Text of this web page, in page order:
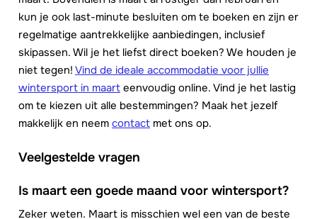
kun je ook last-minute besluiten om te boeken en zijn er
regelmatige aantrekkelijke aanbiedingen, inclusief
skipassen. Wil je het liefst direct boeken? We houden je
niet tegen! Vind de ideale accommodatie voor jullie
wintersport in maart eenvoudig online. Vind je het lastig
om te kiezen uit alle bestemmingen? Maak het jezelf
makkelijk en neem contact met ons op.
Veelgestelde vragen
Is maart een goede maand voor wintersport?
Zeker weten. Maart is misschien wel een van de beste